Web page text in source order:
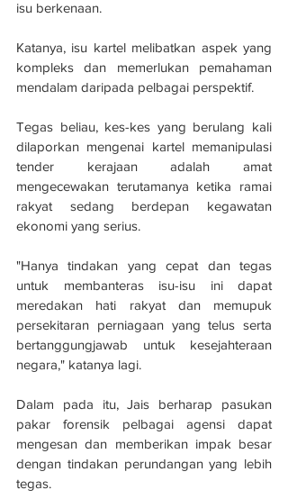
isu berkenaan.
Katanya, isu kartel melibatkan aspek yang
kompleks dan memerlukan pemahaman
mendalam daripada pelbagai perspektif.
Tegas beliau, kes-kes yang berulang kali
dilaporkan mengenai kartel memanipulasi
tender kerajaan adalah amat
mengecewakan terutamanya ketika ramai
rakyat sedang berdepan kegawatan
ekonomi yang serius.
"Hanya tindakan yang cepat dan tegas
untuk membanteras isu-isu ini dapat
meredakan hati rakyat dan memupuk
persekitaran perniagaan yang telus serta
bertanggungjawab untuk kesejahteraan
negara," katanya lagi.
Dalam pada itu, Jais berharap pasukan
pakar forensik pelbagai agensi dapat
mengesan dan memberikan impak besar
dengan tindakan perundangan yang lebih
tegas.